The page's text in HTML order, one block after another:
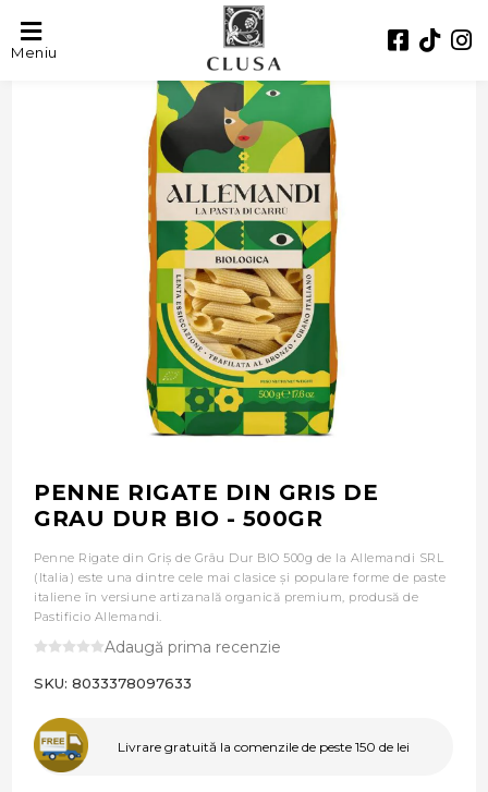
Meniu- 27%
PENNE RIGATE DIN GRIS DE
GRAU DUR BIO - 500GR
Penne Rigate din Griș de Grâu Dur BIO 500g de la Allemandi SRL
(Italia) este una dintre cele mai clasice și populare forme de paste
italiene în versiune artizanală organică premium, produsă de
Pastificio Allemandi.
Adaugă prima recenzie
SKU: 8033378097633
Livrare gratuită la comenzile de peste 150 de lei